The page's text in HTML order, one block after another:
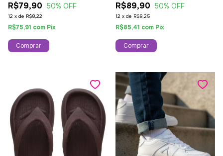
R$79,90 50% OFF
12 x de R$8,22
R$75,91 com Pix
Comprar
R$89,90 50% OFF
12 x de R$9,25
R$85,41 com Pix
Comprar